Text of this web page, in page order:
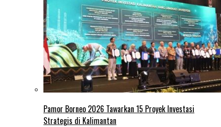
Pamor Borneo 2026 Tawarkan 15 Proyek Investasi
Strategis di Kalimantan